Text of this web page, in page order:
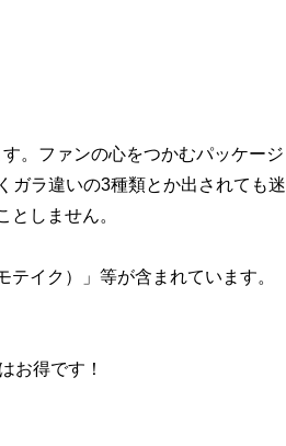
。ファンの心をつかむパッケージ
ガラ違いの3種類とか出されても迷
しません。
イク）」等が含まれています。
お得です！